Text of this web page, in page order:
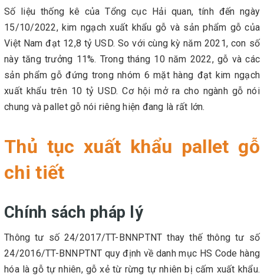
Số liệu thống kê của Tổng cục Hải quan, tính đến ngày
15/10/2022, kim ngạch xuất khẩu gỗ và sản phẩm gỗ của
Việt Nam đạt 12,8 tỷ USD. So với cùng kỳ năm 2021, con số
này tăng trưởng 11%. Trong tháng 10 năm 2022, gỗ và các
sản phẩm gỗ đứng trong nhóm 6 mặt hàng đạt kim ngạch
xuất khẩu trên 10 tỷ USD. Cơ hội mở ra cho ngành gỗ nói
chung và pallet gỗ nói riêng hiện đang là rất lớn.
Thủ tục xuất khẩu pallet gỗ
chi tiết
Chính sách pháp lý
Thông tư số 24/2017/TT-BNNPTNT thay thế thông tư số
24/2016/TT-BNNPTNT quy định về danh mục HS Code hàng
hóa là gỗ tự nhiên, gỗ xẻ từ rừng tự nhiên bị cấm xuất khẩu.